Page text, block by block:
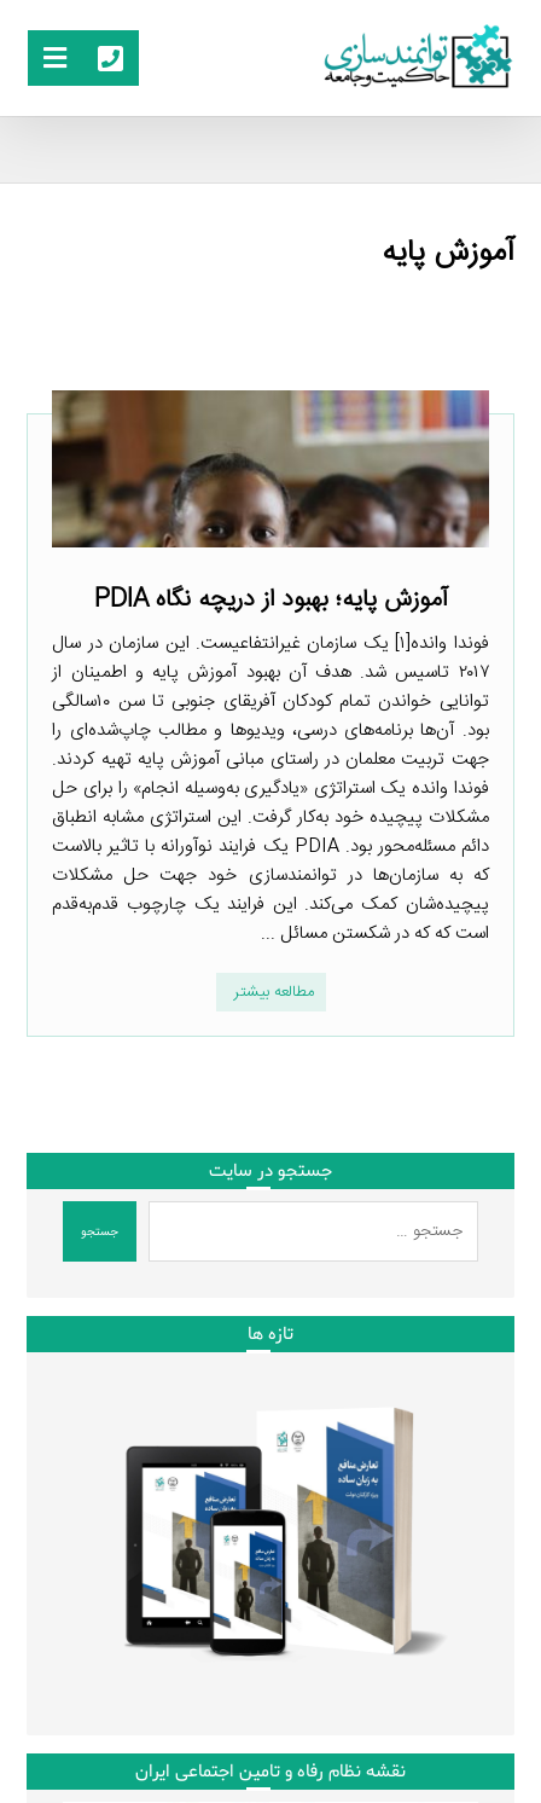
آموزش پایه
آموزش پایه؛ بهبود از دریچه نگاه PDIA
فوندا وانده[۱] یک سازمان غیرانتفاعیست. این سازمان در سال
۲۰۱۷ تاسیس شد. هدف آن بهبود آموزش پایه و اطمینان از
توانایی خواندن تمام کودکان آفریقای جنوبی تا سن ۱۰سالگی
بود. آن‌ها برنامه‌های درسی، ویدیوها و مطالب چاپ‌شده‌ای را
جهت تربیت معلمان در راستای مبانی آموزش پایه تهیه کردند.
فوندا وانده یک استراتژی «یادگیری به‌وسیله انجام» را برای حل
مشکلات پیچیده خود به‌کار گرفت. این استراتژی مشابه انطباق
دائم مسئله‌محور بود. PDIA یک فرایند نوآورانه با تاثیر بالاست
که به سازمان‌ها در توانمندسازی خود جهت حل مشکلات
پیچیده‌شان کمک می‌کند. این فرایند یک چارچوب قدم‌به‌قدم
است که که در شکستن مسائل ...
مطالعه بیشتر
جستجو در سایت
جستجو
تازه ها
نقشه نظام رفاه و تامین اجتماعی ایران